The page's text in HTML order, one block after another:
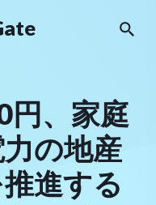
円、家庭
の地産
進する